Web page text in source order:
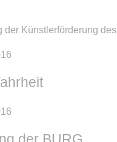
der Künstlerförderung des